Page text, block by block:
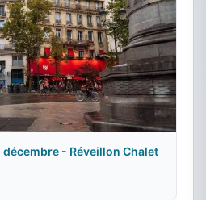
- Réveillon Chalet